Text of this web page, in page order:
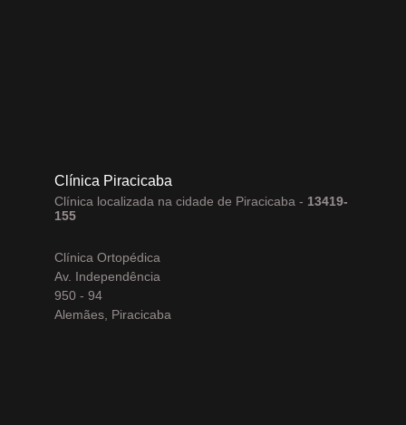
Clínica Piracicaba
Clínica localizada na cidade de Piracicaba - 13419-
155
Clínica Ortopédica
Av. Independência
950 - 94
Alemães, Piracicaba